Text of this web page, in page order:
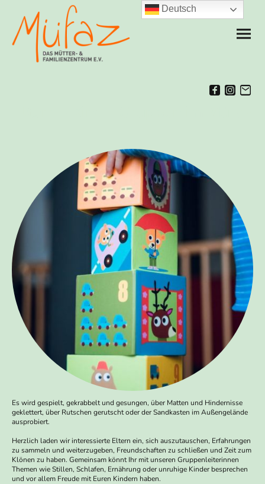
Es wird gespielt, gekrabbelt und gesungen, über Matten und Hindernisse
geklettert, über Rutschen gerutscht oder der Sandkasten im Außengelände
ausprobiert.
Herzlich laden wir interessierte Eltern ein, sich auszutauschen, Erfahrungen
zu sammeln und weiterzugeben, Freundschaften zu schließen und Zeit zum
Klönen zu haben. Gemeinsam könnt Ihr mit unseren Gruppenleiterinnen
Themen wie Stillen, Schlafen, Ernährung oder unruhige Kinder besprechen
und vor allem Freude mit Euren Kindern haben.
Deutsch